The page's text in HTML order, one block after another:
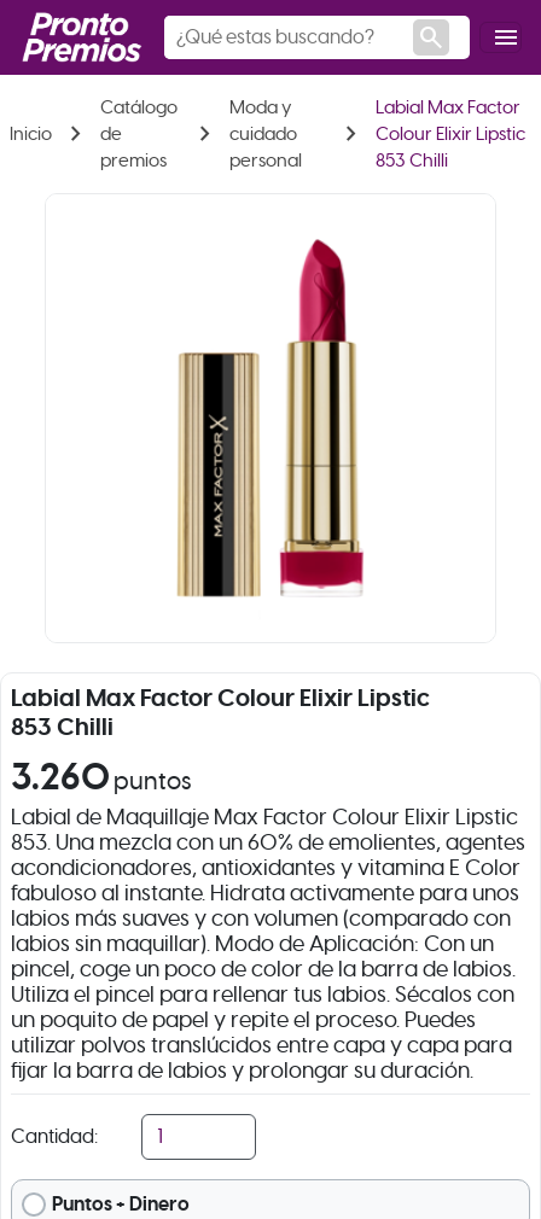
search menu
Inicio chevron_right
Catálogo
de
premios
chevron_right
Moda y
cuidado
personal
chevron_right
Labial Max Factor
Colour Elixir Lipstic
853 Chilli
Labial Max Factor Colour Elixir Lipstic
853 Chilli
3.260 puntos
Labial de Maquillaje Max Factor Colour Elixir Lipstic
853. Una mezcla con un 60% de emolientes, agentes
acondicionadores, antioxidantes y vitamina E Color
fabuloso al instante. Hidrata activamente para unos
labios más suaves y con volumen (comparado con
labios sin maquillar). Modo de Aplicación: Con un
pincel, coge un poco de color de la barra de labios.
Utiliza el pincel para rellenar tus labios. Sécalos con
un poquito de papel y repite el proceso. Puedes
utilizar polvos translúcidos entre capa y capa para
fijar la barra de labios y prolongar su duración.
Cantidad:
Puntos + Dinero